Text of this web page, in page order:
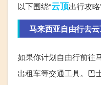
以下围绕“云顶出行攻
马来西亚自由行去
如果你计划自由行前往
出租车等交通工具。巴士